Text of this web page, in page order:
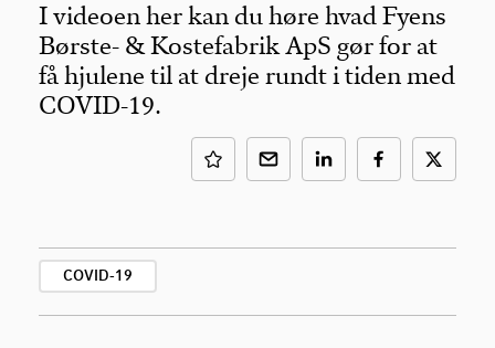
I videoen her kan du høre hvad Fyens
Børste- & Kostefabrik ApS gør for at
få hjulene til at dreje rundt i tiden med
COVID-19.
COVID-19